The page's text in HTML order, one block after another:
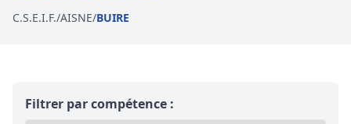
C.S.E.I.F./AISNE/BUIRE
Filtrer par compétence :